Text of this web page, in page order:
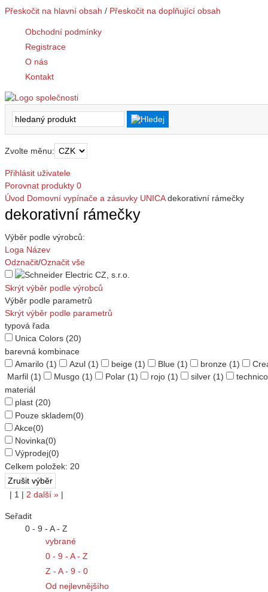
Přeskočit na hlavní obsah / Přeskočit na doplňující obsah
Obchodní podmínky
Registrace
O nás
Kontakt
Zvolte měnu:
Přihlásit uživatele
Porovnat produkty 0
Úvod Domovní vypínače a zásuvky UNICA dekorativní rámečky
dekorativní rámečky
Výběr podle výrobců:
Loga Název
Odznačit/Označit vše
Skrýt výběr podle výrobců
Výběr podle parametrů
Skrýt výběr podle parametrů
typová řada
Unica Colors (20)
barevná kombinace
Amarilo (1) Azul (1) beige (1) Blue (1) bronze (1)
Marfil (1) Musgo (1) Polar (1) rojo (1) silver (1)
technico
materiál
plast (20)
Pouze skladem(0)
Akce(0)
Novinka(0)
Výprodej(0)
Celkem položek: 20
| 1 | 2 další » |
Seřadit
0 - 9 - A - Z
vybrané
0 - 9 - A - Z
Z - A - 9 - 0
Od nejlevnějšího